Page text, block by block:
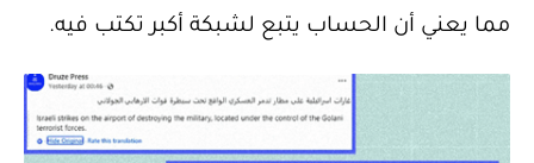
مما يعني أن الحساب يتبع لشبكة أكبر تكتب فيه.